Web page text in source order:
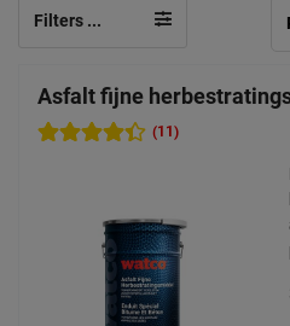
Filters ...
Asfalt fijne
(11)